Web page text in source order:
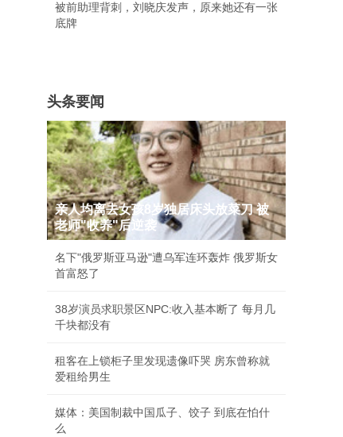
被前助理背刺，刘晓庆发声，原来她还有一张
底牌
头条要闻
亲人均离去女孩8岁独居床头放菜刀 被
老师"收养"后逆袭
名下"俄罗斯亚马逊"遭乌军连环轰炸 俄罗斯女
首富怒了
38岁演员求职景区NPC:收入基本断了 每月几
千块都没有
租客在上锁柜子里发现遗像吓哭 房东曾称就
爱租给男生
媒体：美国制裁中国瓜子、饺子 到底在怕什
么